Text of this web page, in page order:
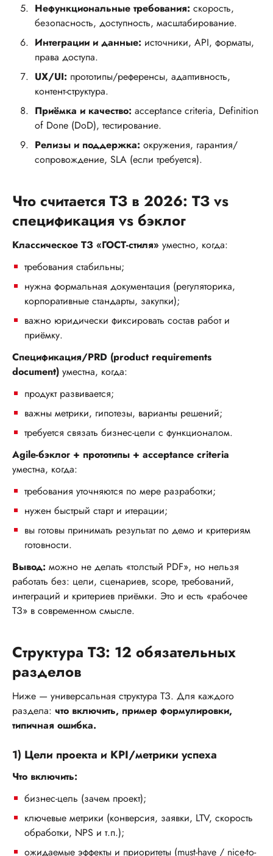
Нефункциональные требования: скорость,
безопасность, доступность, масштабирование.
Интеграции и данные: источники, API, форматы,
права доступа.
UX/UI: прототипы/референсы, адаптивность,
контент-структура.
Приёмка и качество: acceptance criteria, Definition
of Done (DoD), тестирование.
Релизы и поддержка: окружения, гарантия/
сопровождение, SLA (если требуется).
Что считается ТЗ в 2026: ТЗ vs
спецификация vs бэклог
Классическое ТЗ «ГОСТ-стиля» уместно, когда:
требования стабильны;
нужна формальная документация (регуляторика,
корпоративные стандарты, закупки);
важно юридически фиксировать состав работ и
приёмку.
Спецификация/PRD (product requirements
document) уместна, когда:
продукт развивается;
важны метрики, гипотезы, варианты решений;
требуется связать бизнес-цели с функционалом.
Agile-бэклог + прототипы + acceptance criteria
уместна, когда:
требования уточняются по мере разработки;
нужен быстрый старт и итерации;
вы готовы принимать результат по демо и критериям
готовности.
Вывод: можно не делать «толстый PDF», но нельзя
работать без: цели, сценариев, scope, требований,
интеграций и критериев приёмки. Это и есть «рабочее
ТЗ» в современном смысле.
Структура ТЗ: 12 обязательных
разделов
Ниже — универсальная структура ТЗ. Для каждого
раздела: что включить, пример формулировки,
типичная ошибка.
1) Цели проекта и KPI/метрики успеха
Что включить:
бизнес-цель (зачем проект);
ключевые метрики (конверсия, заявки, LTV, скорость
обработки, NPS и т.п.);
ожидаемые эффекты и приоритеты (must-have / nice-to-